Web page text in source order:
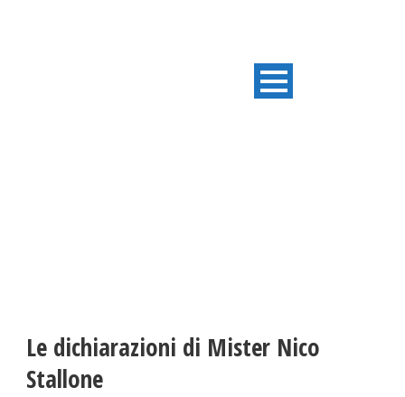
Le dichiarazioni di Mister Nico
Stallone